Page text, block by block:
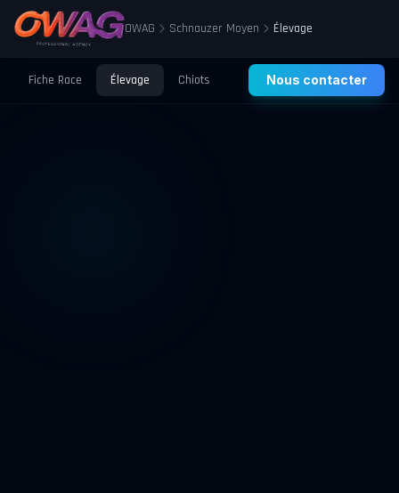
OWAG Schnauzer Moyen Élevage
Fiche Race Élevage Chiots Santé Éducation
Nous contacter